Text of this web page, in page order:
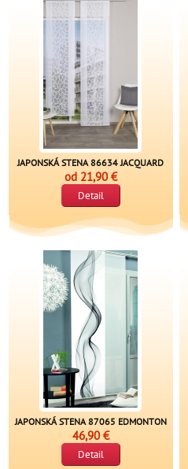
JAPONSKÁ STENA 86634 JACQUARD
od 21,90 €
Detail
JAPONSKÁ STENA 87065 EDMONTON
46,90 €
Detail